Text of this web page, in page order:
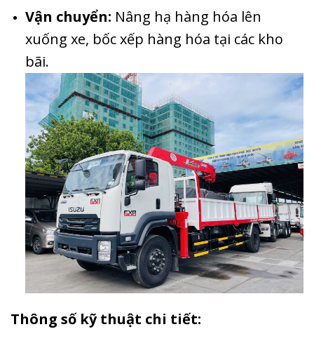
Vận chuyển: Nâng hạ hàng hóa lên
xuống xe, bốc xếp hàng hóa tại các kho
bãi.
Thông số kỹ thuật chi tiết: